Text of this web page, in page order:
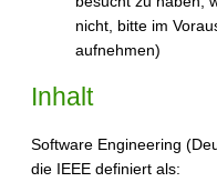
nicht, bitte im
aufnehmen)
Inhalt
Software Engineering
die IEEE definiert als: